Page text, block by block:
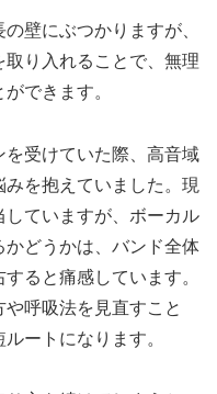
壁にぶつかりますが、
り入れることで、無理
できます。
受けていた際、高音域
を抱えていました。現
ていますが、ボーカル
どうかは、バンド全体
ると痛感しています。
呼吸法を見直すこと
ートになります。